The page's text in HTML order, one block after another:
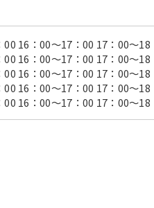
00 16：00〜17：00 17：00〜18
00 16：00〜17：00 17：00〜18
00 16：00〜17：00 17：00〜18
00 16：00〜17：00 17：00〜18
00 16：00〜17：00 17：00〜18